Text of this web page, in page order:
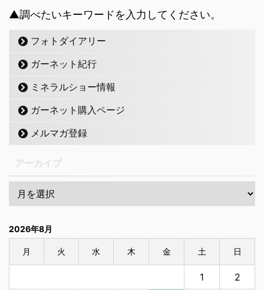
▲調べたいキーワードを入力してください。
フォトダイアリー
ガーネット紀行
ミネラルショー情報
ガーネット購入ページ
メルマガ登録
2026年8月
月 火 水 木 金 土 日
1 2